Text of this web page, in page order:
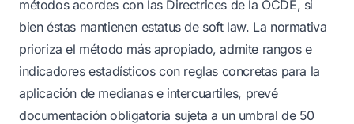
métodos acordes con las Directrices de la OCDE, si
bien éstas mantienen estatus de soft law. La normativa
prioriza el método más apropiado, admite rangos e
indicadores estadísticos con reglas concretas para la
aplicación de medianas e intercuartiles, prevé
documentación obligatoria sujeta a un umbral de 50